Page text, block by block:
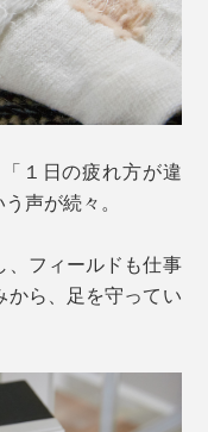
１日の疲れ方が違
声が続々。
、フィールドも仕事
ら、足を守ってい